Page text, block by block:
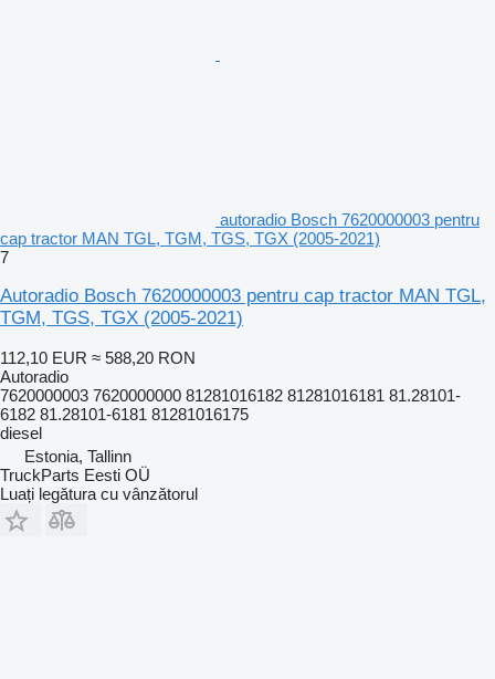
autoradio Bosch 7620000003 pentru
cap tractor MAN TGL, TGM, TGS, TGX (2005-2021)
7
Autoradio Bosch 7620000003 pentru cap tractor MAN TGL,
TGM, TGS, TGX (2005-2021)
112,10 EUR ≈ 588,20 RON
Autoradio
7620000003 7620000000 81281016182 81281016181 81.28101-
6182 81.28101-6181 81281016175
diesel
Estonia, Tallinn
TruckParts Eesti OÜ
Luați legătura cu vânzătorul